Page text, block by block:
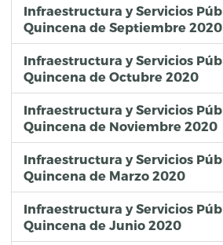
Infraestructura y Servicios
Quincena de Septiembre 2020
Infraestructura y Servicios
Quincena de Octubre 2020
Infraestructura y Servicios
Quincena de Noviembre 2020
Infraestructura y Servicios
Quincena de Marzo 2020
Infraestructura y Servicios
Quincena de Junio 2020